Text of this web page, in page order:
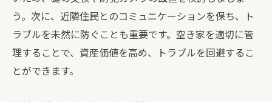
教育施設としての空き家活用の可能性
地域経済に貢献する空き家ビジネスアイデ
ア
空き家活用による地域社会の課題解決
う。次に、近隣住民とのコミュニケーションを保ち、ト
ラブルを未然に防ぐことも重要です。空き家を適切に管
理することで、資産価値を高め、トラブルを回避するこ
とができます。